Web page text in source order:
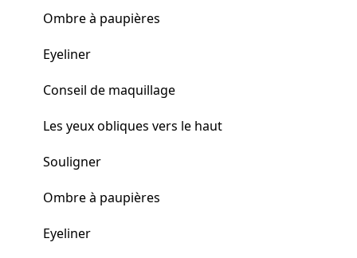
Ombre à paupières
Eyeliner
Conseil de maquillage
Les yeux obliques vers le haut
Souligner
Ombre à paupières
Eyeliner